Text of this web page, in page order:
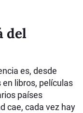
del
es, desde
libros, películas
países
cae, cada vez hay